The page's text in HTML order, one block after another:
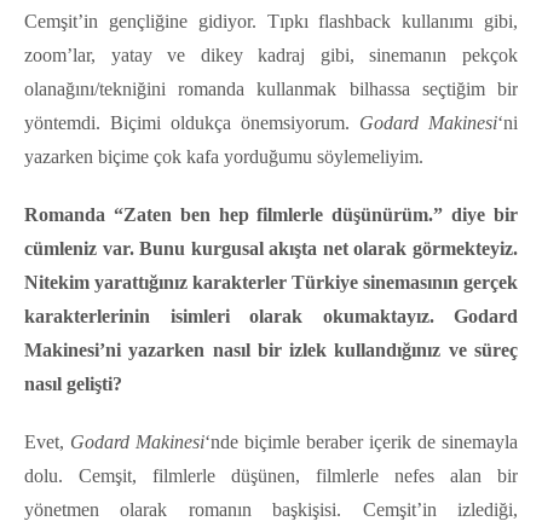
Cemşit’in gençliğine gidiyor. Tıpkı flashback kullanımı gibi,
zoom’lar, yatay ve dikey kadraj gibi, sinemanın pekçok
olanağını/tekniğini romanda kullanmak bilhassa seçtiğim bir
yöntemdi. Biçimi oldukça önemsiyorum. Godard Makinesi‘ni
yazarken biçime çok kafa yorduğumu söylemeliyim.
Romanda “Zaten ben hep filmlerle düşünürüm.” diye bir
cümleniz var. Bunu kurgusal akışta net olarak görmekteyiz.
Nitekim yarattığınız karakterler Türkiye sinemasının gerçek
karakterlerinin isimleri olarak okumaktayız. Godard
Makinesi’ni yazarken nasıl bir izlek kullandığınız ve süreç
nasıl gelişti?
Evet, Godard Makinesi‘nde biçimle beraber içerik de sinemayla
dolu. Cemşit, filmlerle düşünen, filmlerle nefes alan bir
yönetmen olarak romanın başkişisi. Cemşit’in izlediği,